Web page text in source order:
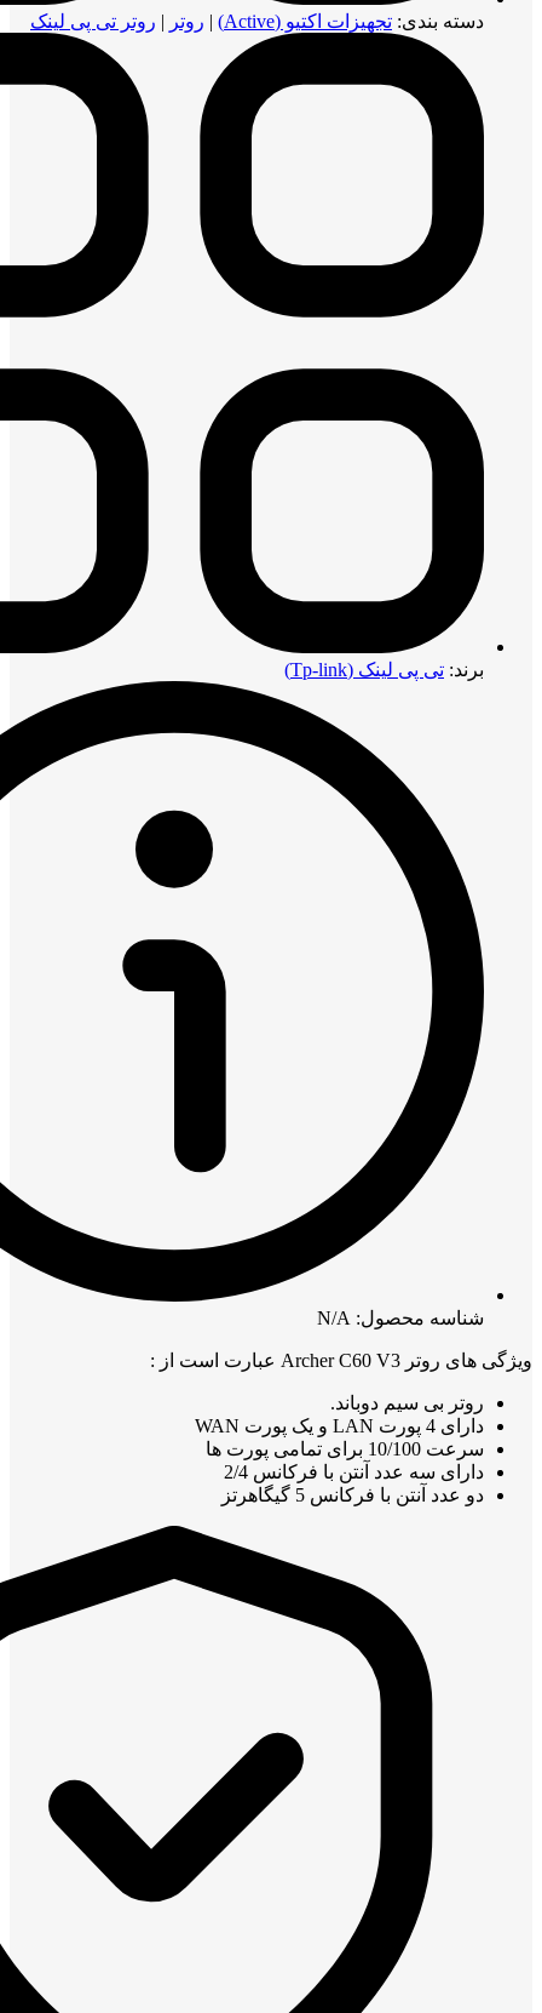
دسته بندی: تجهیزات اکتیو (Active) | روتر | روتر تی پی لینک
برند: تی پی لینک (Tp-link)
شناسه محصول: N/A
ویژگی های روتر Archer C60 V3 عبارت است از :
روتر بی سیم دوباند.
دارای 4 پورت LAN و یک پورت WAN
سرعت 10/100 برای تمامی پورت ها
دارای سه عدد آنتن با فرکانس 2/4
دو عدد آنتن با فرکانس 5 گیگاهرتز